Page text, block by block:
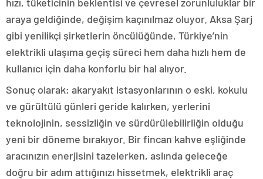
araya geldiğinde, değişim kaçınılmaz oluyor. Aksa Şarj
gibi yenilikçi şirketlerin öncülüğünde, Türkiye’nin
elektrikli ulaşıma geçiş süreci hem daha hızlı hem de
kullanıcı için daha konforlu bir hal alıyor.
Sonuç olarak; akaryakıt istasyonlarının o eski, kokulu
ve gürültülü günleri geride kalırken, yerlerini
teknolojinin, sessizliğin ve sürdürülebilirliğin olduğu
yeni bir döneme bırakıyor. Bir fincan kahve eşliğinde
aracınızın enerjisini tazelerken, aslında geleceğe
doğru bir adım attığınızı hissetmek, elektrikli araç